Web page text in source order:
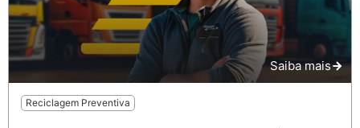
Saiba mais
Reciclagem Preventiva